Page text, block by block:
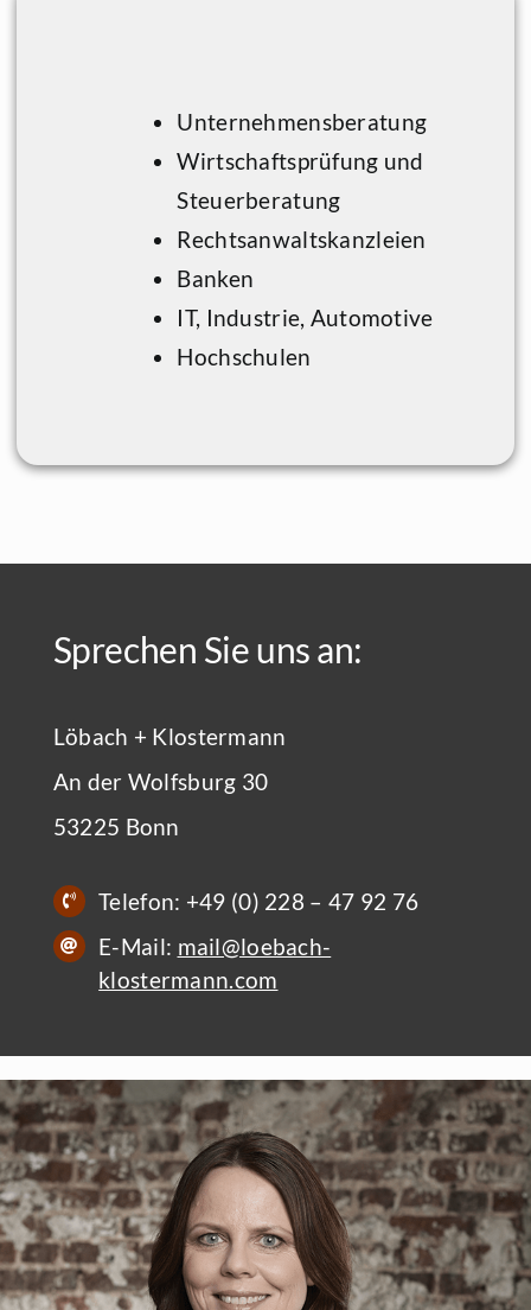
Unternehmensberatung
Wirtschaftsprüfung und
Steuerberatung
Rechtsanwaltskanzleien
Banken
IT, Industrie, Automotive
Hochschulen
Sprechen Sie uns an:
Löbach + Klostermann
An der Wolfsburg 30
53225 Bonn
Telefon: +49 (0) 228 – 47 92 76
E-Mail: mail@loebach-
klostermann.com